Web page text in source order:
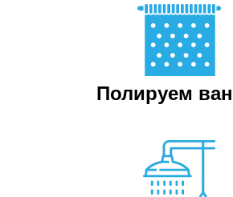
Полируем